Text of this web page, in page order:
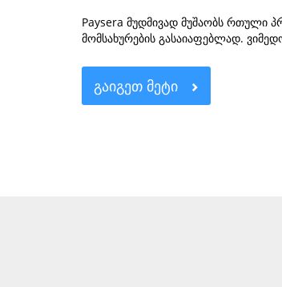
Paysera მუდმივად მუშაობს რთული
მომსახურების გასაიაფებლად.
ᲒᲐᲘᲒᲔᲗ ᲛᲔᲢᲘ